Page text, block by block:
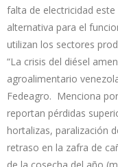
falta de electricidad
alternativa para el
utilizan los sectores
“La crisis del diésel
agroalimentario
Fedeagro. Menciona
reportan pérdidas
hortalizas, paralización
retraso en la zafra de
de la cosecha del año